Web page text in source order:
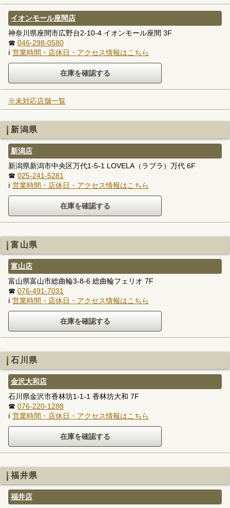
イオンモール座間店
神奈川県座間市広野台2-10-4 イオンモール座間 3F
☎ 046-298-0580
ℹ 営業時間・店休日・アクセス情報はこちら
※未対応店舗一覧
新潟県
新潟店
新潟県新潟市中央区万代1-5-1 LOVELA（ラブラ）万代 6F
☎ 025-241-5281
ℹ 営業時間・店休日・アクセス情報はこちら
富山県
富山店
富山県富山市総曲輪3-8-6 総曲輪フェリオ 7F
☎ 076-491-7031
ℹ 営業時間・店休日・アクセス情報はこちら
石川県
金沢大和店
石川県金沢市香林坊1-1-1 香林坊大和 7F
☎ 076-220-1288
ℹ 営業時間・店休日・アクセス情報はこちら
福井県
福井店